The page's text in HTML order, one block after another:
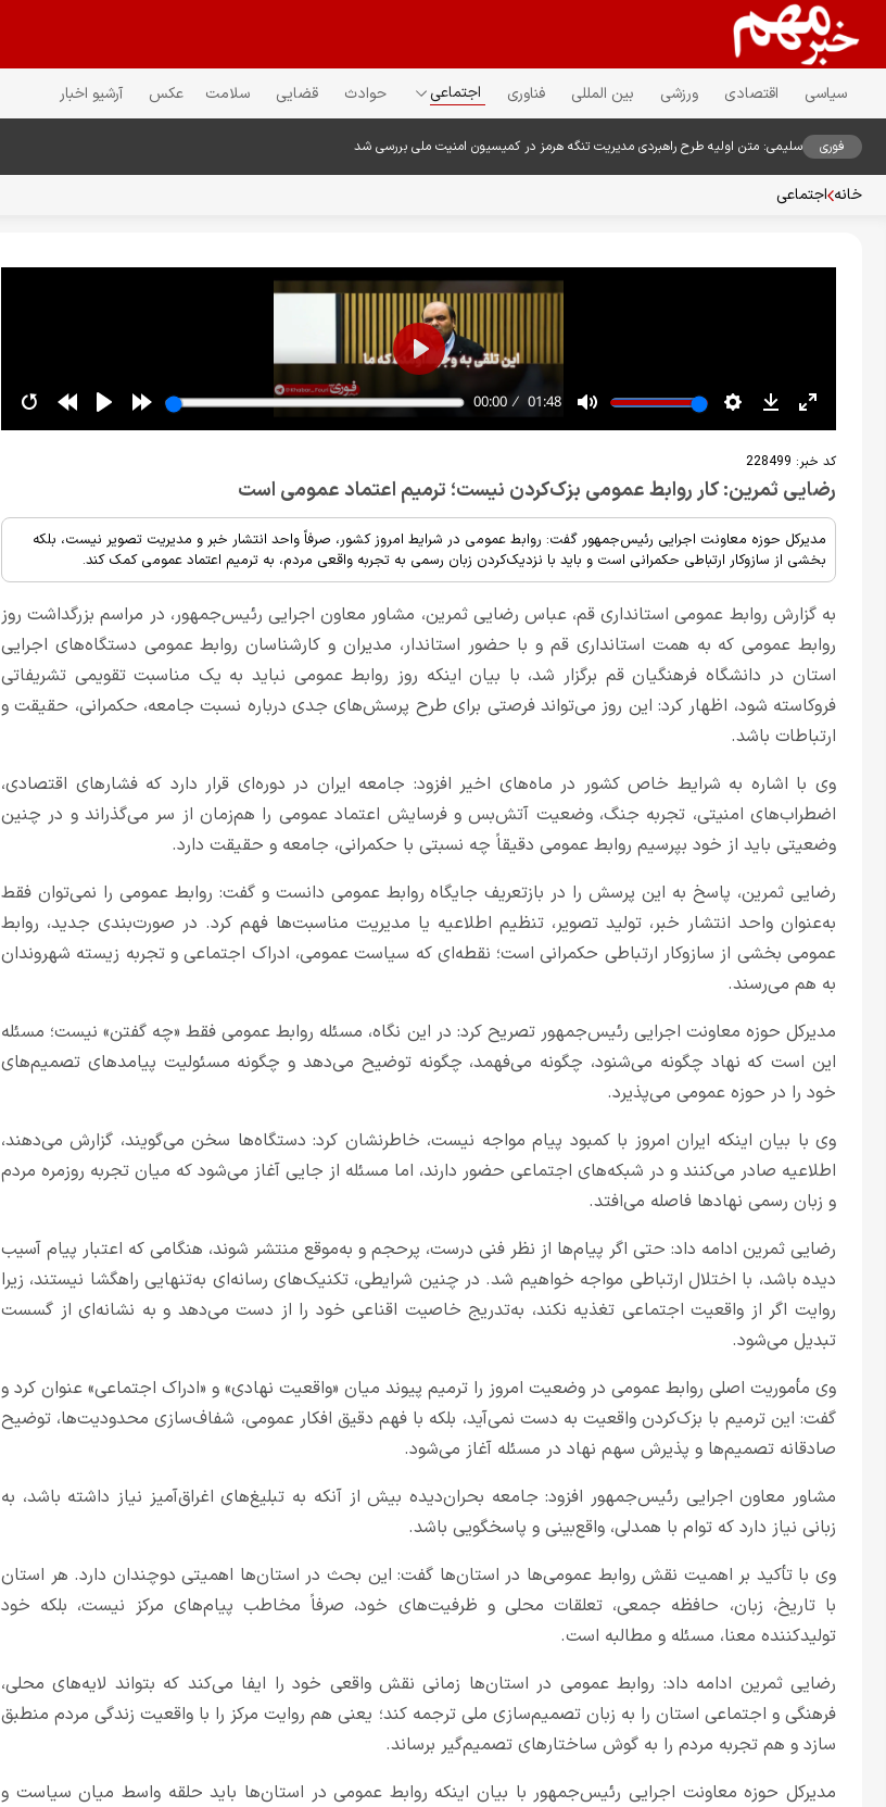
سیاسی اقتصادی ورزشی بین المللی فناوری اجتماعی حوادث قضایی سلامت عکس آرشیو اخبار
فوری سلیمی: متن اولیه طرح راهبردی مدیریت تنگه هرمز در کمیسیون امنیت ملی بررسی شد
خانه اجتماعی
کد خبر: 228499
رضایی ثمرین: کار روابط عمومی بزک‌کردن نیست؛ ترمیم اعتماد عمومی است
مدیرکل حوزه معاونت اجرایی رئیس‌جمهور گفت: روابط عمومی در شرایط امروز کشور، صرفاً واحد انتشار خبر و مدیریت تصویر نیست، بلکه
بخشی از سازوکار ارتباطی حکمرانی است و باید با نزدیک‌کردن زبان رسمی به تجربه واقعی مردم، به ترمیم اعتماد عمومی کمک کند.
به گزارش روابط عمومی استانداری قم، عباس رضایی ثمرین، مشاور معاون اجرایی رئیس‌جمهور، در مراسم بزرگداشت روز
روابط عمومی که به همت استانداری قم و با حضور استاندار، مدیران و کارشناسان روابط عمومی دستگاه‌های اجرایی
استان در دانشگاه فرهنگیان قم برگزار شد، با بیان اینکه روز روابط عمومی نباید به یک مناسبت تقویمی تشریفاتی
فروکاسته شود، اظهار کرد: این روز می‌تواند فرصتی برای طرح پرسش‌های جدی درباره نسبت جامعه، حکمرانی، حقیقت و
ارتباطات باشد.
وی با اشاره به شرایط خاص کشور در ماه‌های اخیر افزود: جامعه ایران در دوره‌ای قرار دارد که فشارهای اقتصادی،
اضطراب‌های امنیتی، تجربه جنگ، وضعیت آتش‌بس و فرسایش اعتماد عمومی را هم‌زمان از سر می‌گذراند و در چنین
وضعیتی باید از خود بپرسیم روابط عمومی دقیقاً چه نسبتی با حکمرانی، جامعه و حقیقت دارد.
رضایی ثمرین، پاسخ به این پرسش را در بازتعریف جایگاه روابط عمومی دانست و گفت: روابط عمومی را نمی‌توان فقط
به‌عنوان واحد انتشار خبر، تولید تصویر، تنظیم اطلاعیه یا مدیریت مناسبت‌ها فهم کرد. در صورت‌بندی جدید، روابط
عمومی بخشی از سازوکار ارتباطی حکمرانی است؛ نقطه‌ای که سیاست عمومی، ادراک اجتماعی و تجربه زیسته شهروندان
به هم می‌رسند.
مدیرکل حوزه معاونت اجرایی رئیس‌جمهور تصریح کرد: در این نگاه، مسئله روابط عمومی فقط «چه گفتن» نیست؛ مسئله
این است که نهاد چگونه می‌شنود، چگونه می‌فهمد، چگونه توضیح می‌دهد و چگونه مسئولیت پیامدهای تصمیم‌های
خود را در حوزه عمومی می‌پذیرد.
وی با بیان اینکه ایران امروز با کمبود پیام مواجه نیست، خاطرنشان کرد: دستگاه‌ها سخن می‌گویند، گزارش می‌دهند،
اطلاعیه صادر می‌کنند و در شبکه‌های اجتماعی حضور دارند، اما مسئله از جایی آغاز می‌شود که میان تجربه روزمره مردم
و زبان رسمی نهادها فاصله می‌افتد.
رضایی ثمرین ادامه داد: حتی اگر پیام‌ها از نظر فنی درست، پرحجم و به‌موقع منتشر شوند، هنگامی که اعتبار پیام آسیب
دیده باشد، با اختلال ارتباطی مواجه خواهیم شد. در چنین شرایطی، تکنیک‌های رسانه‌ای به‌تنهایی راهگشا نیستند، زیرا
روایت اگر از واقعیت اجتماعی تغذیه نکند، به‌تدریج خاصیت اقناعی خود را از دست می‌دهد و به نشانه‌ای از گسست
تبدیل می‌شود.
وی مأموریت اصلی روابط عمومی در وضعیت امروز را ترمیم پیوند میان «واقعیت نهادی» و «ادراک اجتماعی» عنوان کرد و
گفت: این ترمیم با بزک‌کردن واقعیت به دست نمی‌آید، بلکه با فهم دقیق افکار عمومی، شفاف‌سازی محدودیت‌ها، توضیح
صادقانه تصمیم‌ها و پذیرش سهم نهاد در مسئله آغاز می‌شود.
مشاور معاون اجرایی رئیس‌جمهور افزود: جامعه بحران‌دیده بیش از آنکه به تبلیغ‌های اغراق‌آمیز نیاز داشته باشد، به
زبانی نیاز دارد که توام با همدلی، واقع‌بینی و پاسخگویی باشد.
وی با تأکید بر اهمیت نقش روابط عمومی‌ها در استان‌ها گفت: این بحث در استان‌ها اهمیتی دوچندان دارد. هر استان
با تاریخ، زبان، حافظه جمعی، تعلقات محلی و ظرفیت‌های خود، صرفاً مخاطب پیام‌های مرکز نیست، بلکه خود
تولیدکننده معنا، مسئله و مطالبه است.
رضایی ثمرین ادامه داد: روابط عمومی در استان‌ها زمانی نقش واقعی خود را ایفا می‌کند که بتواند لایه‌های محلی،
فرهنگی و اجتماعی استان را به زبان تصمیم‌سازی ملی ترجمه کند؛ یعنی هم روایت مرکز را با واقعیت زندگی مردم منطبق
سازد و هم تجربه مردم را به گوش ساختارهای تصمیم‌گیر برساند.
مدیرکل حوزه معاونت اجرایی رئیس‌جمهور با بیان اینکه روابط عمومی در استان‌ها باید حلقه واسط میان سیاست و